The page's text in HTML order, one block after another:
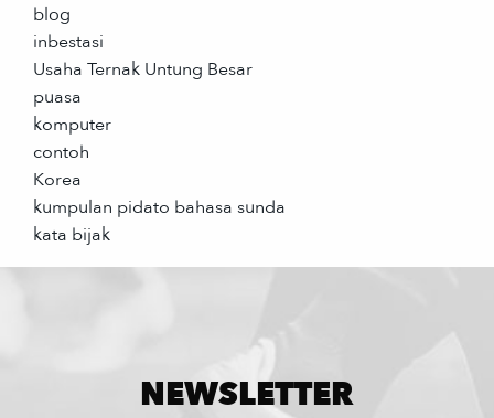
blog
inbestasi
Usaha Ternak Untung Besar
puasa
komputer
contoh
Korea
kumpulan pidato bahasa sunda
kata bijak
NEWSLETTER